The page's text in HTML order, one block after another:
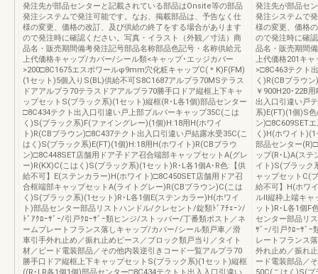
発注先が部品センターと記載されている部品はOnsite等の部品
発注システムで発注可能です。なお、掲載部品は、予告なく仕
様の変更、価格の改訂、及び供給の終了をする場合があります
ので発注時に確認ください。写真・イラスト（外観／寸法）商
品名・販売期間備考発注記号部品名称部品色記号・名称供給元
上代価格キャップ/カバー/シール類<キャップ･エッジカバー
>200□8C1675エスポワールφ9mm穴化粧キャップC(＊K)F(FM)
(1セット)5個入りS(BL)供給不可S8C1687アルプラ70MSテラス
ドアアルプラ70テラスドアアルプラ70勝手口ドア縦框上下キャ
ップセットS(ブラック系)(1セット)縦框(R･L各1個)部品センター
□8C434テクト出入口引違い戸上部プルバーキャップ35C(こは
く)S(ブラック系)F(ファイングレー)(1個)H:18用H(ホワイ
ト)R(CBブラウン)□8C437テクト出入口引違い戸結露水受35C(こ
はく)S(ブラック系)E(FT)(1個)H:18用H(ホワイト)R(CBブラウ
ン)□8C448SET店舗用ドア子ドア召合端部キャップセットA(グレ
ー)R(KX)C(こはく)S(ブラック系)(1セット)R･L各1個A･R色:【供
給不可】E(ステンカラー)H(ホワイト)□8C450SET店舗用ドア召
合框端部キャップセットA(ライトグレー)R(CBブラウン)C(こは
く)S(ブラック系)(1セット)R･L各1個E(ステンカラー)H(ホワイ
ト)部品センター部品リストハンドル/クレセント/錠類ﾄﾞｱﾁｪｰﾝ/
ﾄﾞｱｸﾛｰｻﾞｰ/引戸ｸﾛｰｻﾞｰ類ヒンジ/ストッパー/丁番類ポスト／ネ
ームプレートフランス落しキャップ/カバー/シール類戸車／滑
車引手外れ止め／振れ止めピース／ブロック類戸当り／タイト
材／ビード電装部品／その他内装逆引きコード一覧アルプラ70
勝手口ドア縦框上下キャップセットS(ブラック系)(1セット)縦框
((R･LR各1個1個)部品センター□8C434テクトト出入入口引違い
発注先が部品セ
発注システムで
様の変更、価格
ので発注時に確
品名・販売期間
上代価格201キ
>□8C463テクト
く)R(CBブラウ
￥900H20･22B
出入口引違い戸
系)E(FT)(1個)S
ン)□8C609SET
く)H(ホワイト
部品センター
ップ(R･L)A(ステ
イト)S(ブラック
ャップセットC(
給不可】H(ホワ
ルⅡ縦枠上端キャ
ット)R･L各1個F
センター部品リ
ｻﾞｰ/引戸ｸﾛｰｻﾞｰ
レートフランス
外れ止め／振れ
ード電装部品／
50C(こはく)S(ブ